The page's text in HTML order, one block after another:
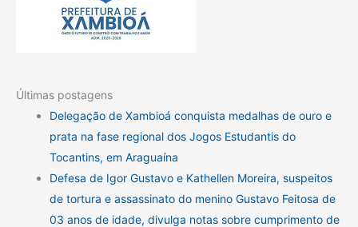
Últimas postagens
Delegação de Xambioá conquista medalhas de ouro e
prata na fase regional dos Jogos Estudantis do
Tocantins, em Araguaína
Defesa de Igor Gustavo e Kathellen Moreira, suspeitos
de tortura e assassinato do menino Gustavo Feitosa de
03 anos de idade, divulga notas sobre cumprimento de